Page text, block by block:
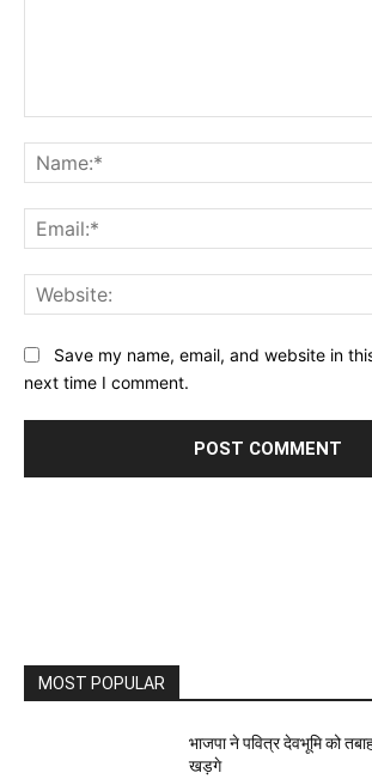
Save my name, email, and website in
next time I comment.
MOST POPULAR
भाजपा ने पवित्र देवभूमि को
खड़गे